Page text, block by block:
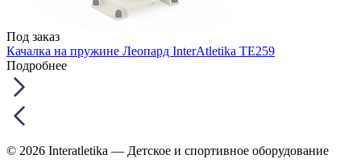
Под заказ
Качалка на пружине Леопард InterAtletika TE259
Подробнее
© 2026 Interatletika — Детское и спортивное оборудование